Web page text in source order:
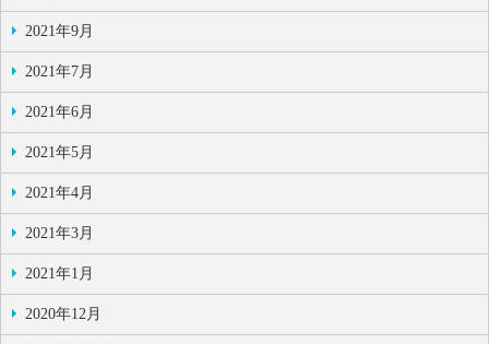
2021年9月
2021年7月
2021年6月
2021年5月
2021年4月
2021年3月
2021年1月
2020年12月